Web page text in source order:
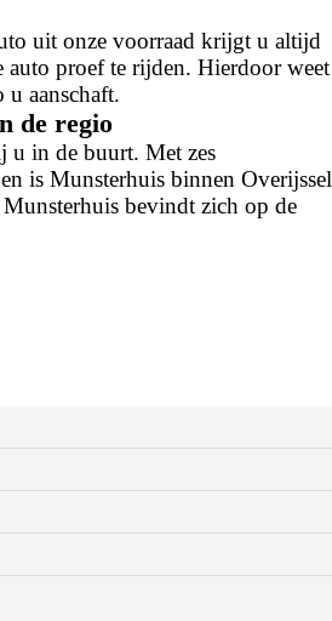
uit onze voorraad krijgt u altijd
proef te rijden. Hierdoor weet
u aanschaft.
de regio
u in de buurt. Met zes
is Munsterhuis binnen Overijssel
bevindt zich op de